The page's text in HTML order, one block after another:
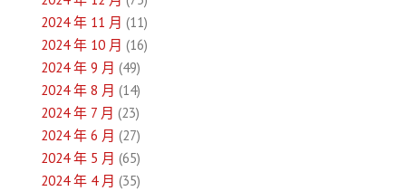
2024 年 11 月 (11)
2024 年 10 月 (16)
2024 年 9 月 (49)
2024 年 8 月 (14)
2024 年 7 月 (23)
2024 年 6 月 (27)
2024 年 5 月 (65)
2024 年 4 月 (35)